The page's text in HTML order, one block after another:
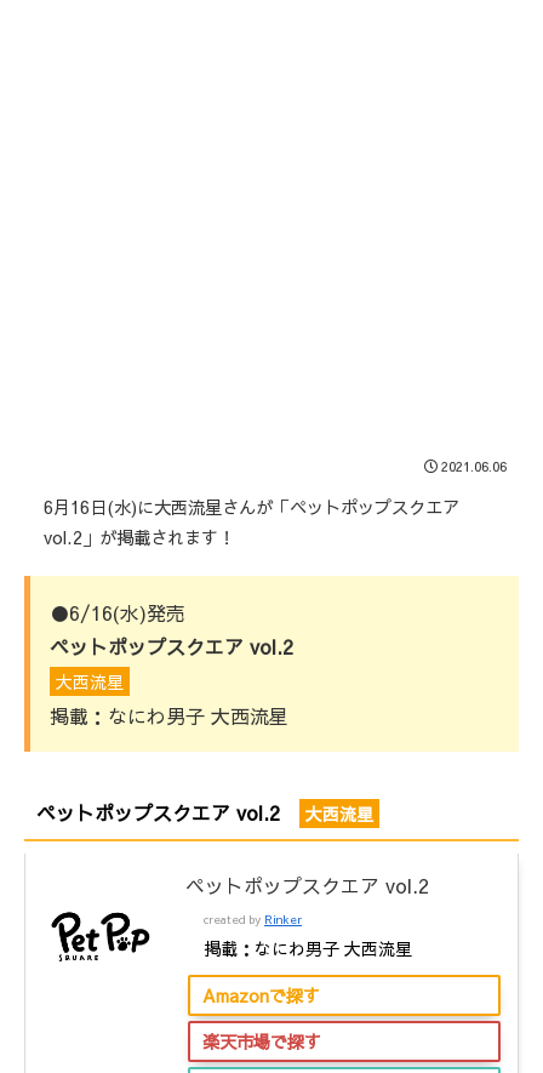
2021.06.06
6月16日(水)に大西流星さんが「ペットポップスクエア
vol.2」が掲載されます！
●6/16(水)発売
ペットポップスクエア vol.2
大西流星
掲載：なにわ男子 大西流星
ペットポップスクエア vol.2 大西流星
ペットポップスクエア vol.2
created by Rinker
掲載：なにわ男子 大西流星
Amazonで探す
楽天市場で探す